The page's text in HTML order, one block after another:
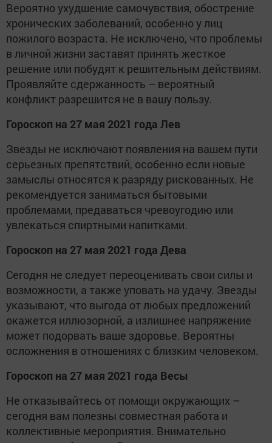
Вероятно ухудшение самочувствия, обострение
хронических заболеваний, особенно у лиц
пожилого возраста. Не исключено, что проблемы
в личной жизни заставят принять жесткое
решение или побудят к решительным действиям.
Проявляйте сдержанность – вероятный
конфликт разрешится не в вашу пользу.
Гороскоп на 27 мая 2021 года Лев
Звезды не исключают появления на вашем пути
серьезных препятствий, особенно если новые
замыслы относятся к разряду рискованных. Не
рекомендуется заниматься бытовыми
проблемами, предаваться чревоугодию или
увлекаться спиртными напитками.
Гороскоп на 27 мая 2021 года Дева
Сегодня не следует переоценивать свои силы и
возможности, а также уповать на удачу. Звезды
указывают, что выгода от любых предложений
окажется иллюзорной, а излишнее напряжение
может подорвать ваше здоровье. Вероятны
осложнения в отношениях с близким человеком.
Гороскоп на 27 мая 2021 года Весы
Не отказывайтесь от помощи окружающих –
сегодня вам полезны совместная работа и
коллективные мероприятия. Внимательно